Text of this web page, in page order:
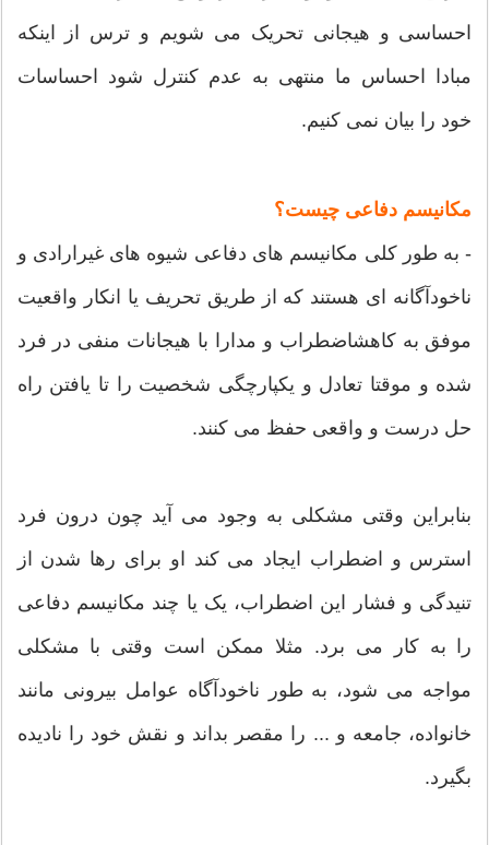
احساسی و هیجانی تحریک می شویم و ترس از اینکه
مبادا احساس ما منتهی به عدم کنترل شود احساسات
خود را بیان نمی کنیم.
مکانیسم دفاعی چیست؟
- به طور کلی مکانیسم های دفاعی شیوه های غیرارادی و
ناخودآگانه ای هستند که از طریق تحریف یا انکار واقعیت
موفق به کاهشاضطراب و مدارا با هیجانات منفی در فرد
شده و موقتا تعادل و یکپارچگی شخصیت را تا یافتن راه
حل درست و واقعی حفظ می کنند.
بنابراین وقتی مشکلی به وجود می آید چون درون فرد
استرس و اضطراب ایجاد می کند او برای رها شدن از
تنیدگی و فشار این اضطراب، یک یا چند مکانیسم دفاعی
را به کار می برد. مثلا ممکن است وقتی با مشکلی
مواجه می شود، به طور ناخودآگاه عوامل بیرونی مانند
خانواده، جامعه و ... را مقصر بداند و نقش خود را نادیده
بگیرد.